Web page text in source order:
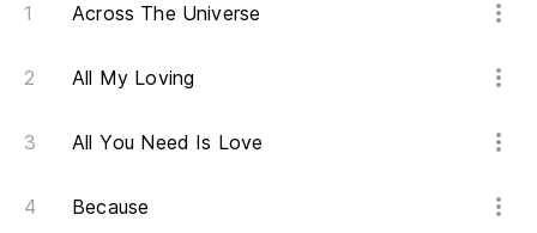
Across The Universe
All My Loving
All You Need Is Love
Because